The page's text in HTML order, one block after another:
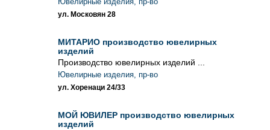
ул. Московян 28
МИТАРИО производство ювелирных
изделий
Производство ювелирных изделий ...
Ювелирные изделия, пр-во
ул. Хоренаци 24/33
МОЙ ЮВИЛЕР производство ювелирных
изделий